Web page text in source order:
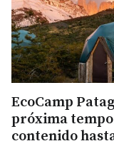
EcoCamp
próxima
contenido